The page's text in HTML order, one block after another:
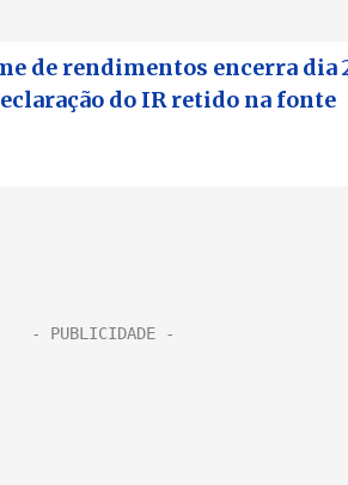
de rendimentos encerra dia
do IR retido na fonte